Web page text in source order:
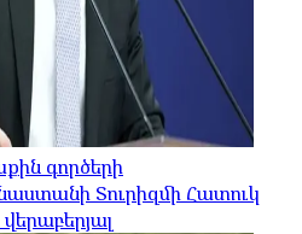
գործերի
Տուրիզմի Հատուկ